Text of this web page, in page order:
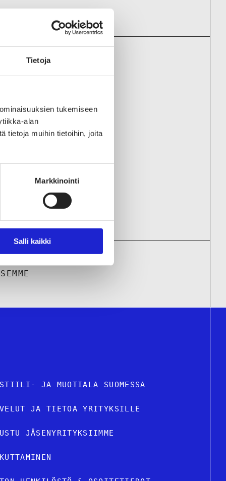
Tietoja
tukemiseen
alan
tietoja muihin tietoihin, joita
Markkinointi
Salli kaikki
Oy
JA MUOTIALA SUOMESSA
JA TIETOA YRITYKSILLE
JÄSENYRITYKSIIMME